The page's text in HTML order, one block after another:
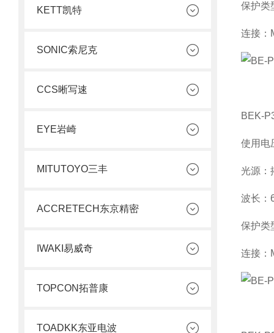
KETT凯特
SONIC索尼克
CCS晰写速
EYE岩崎
MITUTOYO三丰
ACCRETECH东京精密
IWAKI易威奇
TOPCON拓普康
TOADKK东亚电波
保护类
连接：
BEK-
使用电
光源：
波长：
保护类
连接：